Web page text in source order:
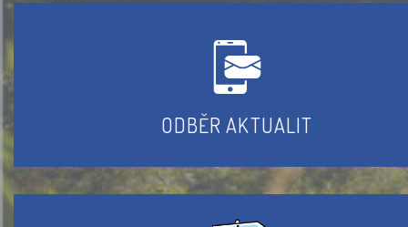
ODBĚR AKTUALIT